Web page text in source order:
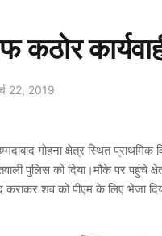
कठोर
22, 2019
गोहना क्षेत्र स्थित
पुलिस को दिया।मौके पर पहुंचे
कराकर शव को पीएम के लिए भेजा